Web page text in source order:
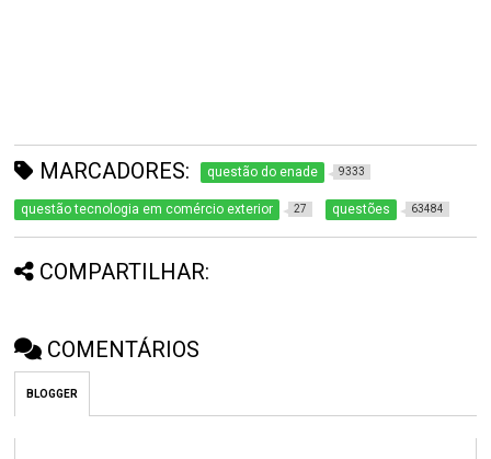
MARCADORES: questão do enade 9333
questão tecnologia em comércio exterior 27 questões 63484
COMPARTILHAR:
COMENTÁRIOS
BLOGGER